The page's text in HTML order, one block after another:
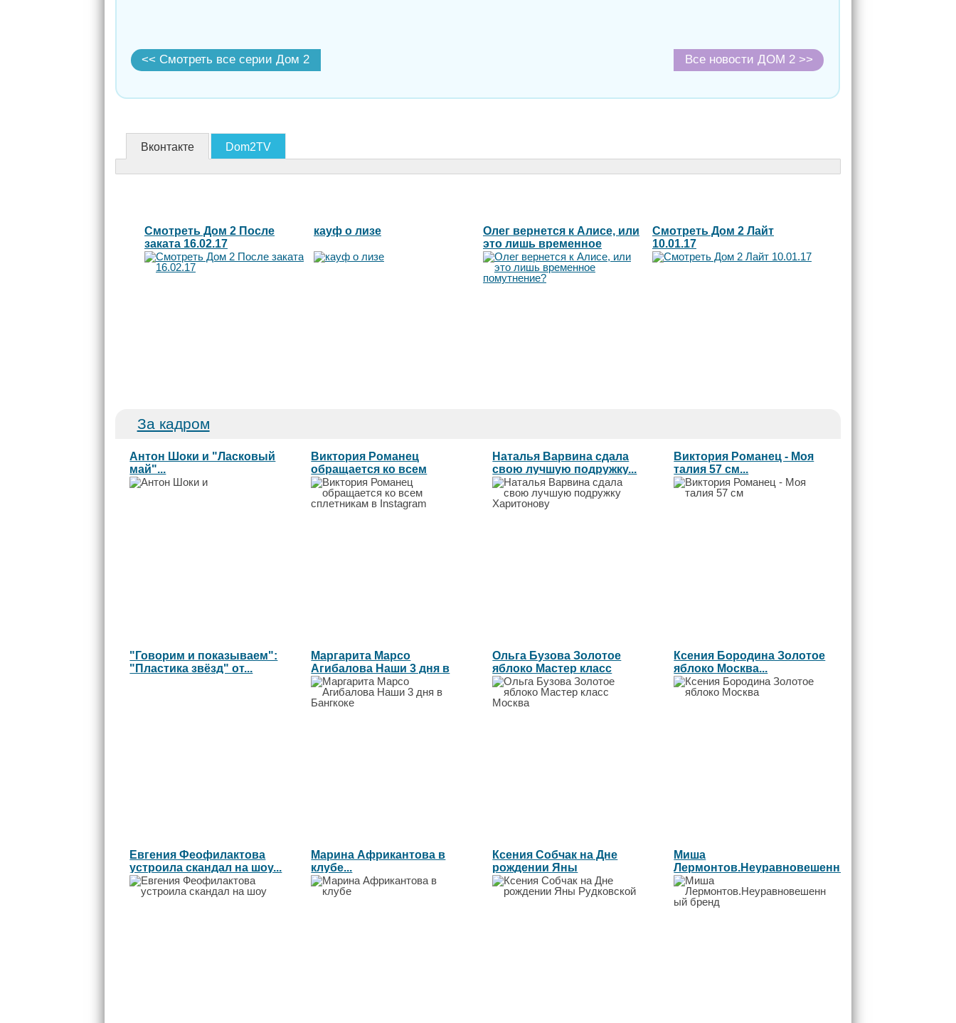
<< Смотреть все серии Дом 2 Все новости ДОМ 2 >>
Вконтакте Dom2TV
Смотреть Дом 2 После
заката 16.02.17
кауф о лизе
Олег вернется к Алисе, или
это лишь временное
помутнение?
Смотреть Дом 2 Лайт
10.01.17
За кадром
Антон Шоки и "Ласковый
май"...
Виктория Романец
обращается ко всем
сплетникам в...
Наталья Варвина сдала
свою лучшую подружку...
Виктория Романец - Моя
талия 57 см...
"Говорим и показываем":
"Пластика звёзд" от...
Маргарита Марсо
Агибалова Наши 3 дня в
Бангкоке...
Ольга Бузова Золотое
яблоко Мастер класс
Москва...
Ксения Бородина Золотое
яблоко Москва...
Евгения Феофилактова
устроила скандал на шоу...
Марина Африкантова в
клубе...
Ксения Собчак на Дне
рождении Яны
Рудковской...
Миша
Лермонтов.Неуравновешенный
бренд...